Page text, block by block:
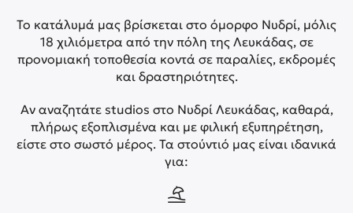
Το κατάλυμά μας βρίσκεται στο όμορφο Νυδρί, μόλις
18 χιλιόμετρα από την πόλη της Λευκάδας, σε
προνομιακή τοποθεσία κοντά σε παραλίες, εκδρομές
και δραστηριότητες.
Αν αναζητάτε studios στο Νυδρί Λευκάδας, καθαρά,
πλήρως εξοπλισμένα και με φιλική εξυπηρέτηση,
είστε στο σωστό μέρος. Τα στούντιό μας είναι ιδανικά
για: